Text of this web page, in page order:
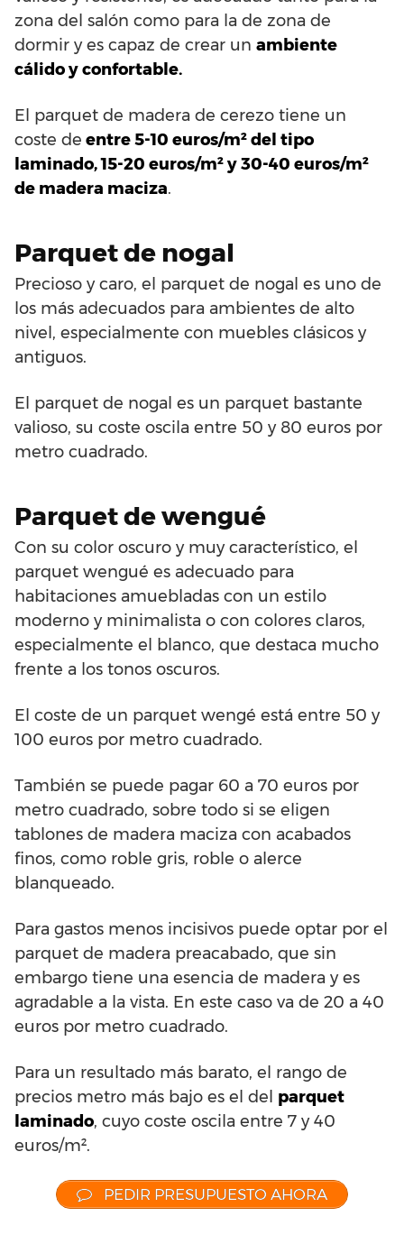
zona del salón como para la de zona de
dormir y es capaz de crear un ambiente
cálido y confortable.
El parquet de madera de cerezo tiene un
coste de entre 5-10 euros/m² del tipo
laminado, 15-20 euros/m² y 30-40 euros/m²
de madera maciza.
Parquet de nogal
Precioso y caro, el parquet de nogal es uno de
los más adecuados para ambientes de alto
nivel, especialmente con muebles clásicos y
antiguos.
El parquet de nogal es un parquet bastante
valioso, su coste oscila entre 50 y 80 euros por
metro cuadrado.
Parquet de wengué
Con su color oscuro y muy característico, el
parquet wengué es adecuado para
habitaciones amuebladas con un estilo
moderno y minimalista o con colores claros,
especialmente el blanco, que destaca mucho
frente a los tonos oscuros.
El coste de un parquet wengé está entre 50 y
100 euros por metro cuadrado.
También se puede pagar 60 a 70 euros por
metro cuadrado, sobre todo si se eligen
tablones de madera maciza con acabados
finos, como roble gris, roble o alerce
blanqueado.
Para gastos menos incisivos puede optar por el
parquet de madera preacabado, que sin
embargo tiene una esencia de madera y es
agradable a la vista. En este caso va de 20 a 40
euros por metro cuadrado.
Para un resultado más barato, el rango de
precios metro más bajo es el del parquet
laminado, cuyo coste oscila entre 7 y 40
euros/m².
PEDIR PRESUPUESTO AHORA